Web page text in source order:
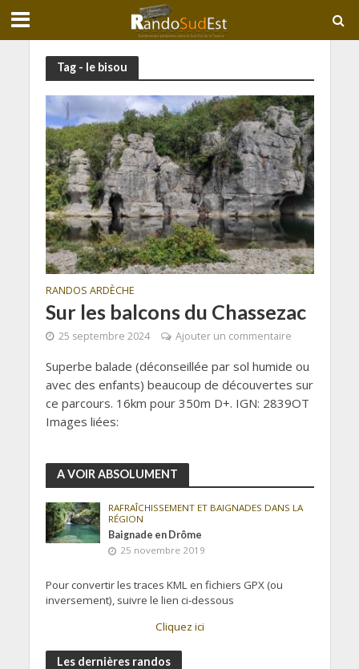
Tag - le bisou
RANDOS ARDÈCHE
Sur les balcons du Chassezac
25 septembre 2024 Ajouter un commentaire
Superbe balade (déconseillée par sol humide ou
avec des enfants) beaucoup de découvertes sur
ce parcours. 16km pour 350m D+. IGN: 2839OT
Images liées:
A VOIR ABSOLUMENT
RAFRAÎCHISSEMENT ET BAIGNADES DANS LA
RÉGION
Baignade en Drôme
25 novembre 2019
Pour convertir les traces KML en fichiers GPX (ou
inversement), suivre le lien ci-dessous
Cliquez ici
Les dernières randos